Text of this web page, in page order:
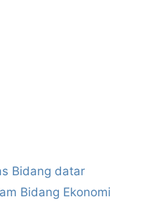
Bidang datar
Bidang Ekonomi